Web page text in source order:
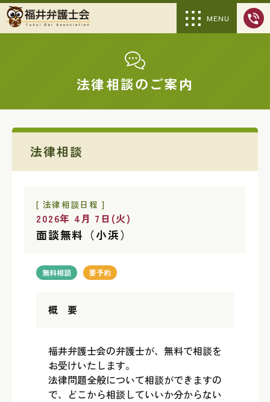
MENU
法律相談のご案内
法律相談
[ 法律相談日程 ]
2026年 4月 7日(火)
面談無料（小浜）
無料相談 要予約
概 要
福井弁護士会の弁護士が、無料で相談を
お受けいたします。
法律問題全般について相談ができますの
で、どこから相談していいか分からない